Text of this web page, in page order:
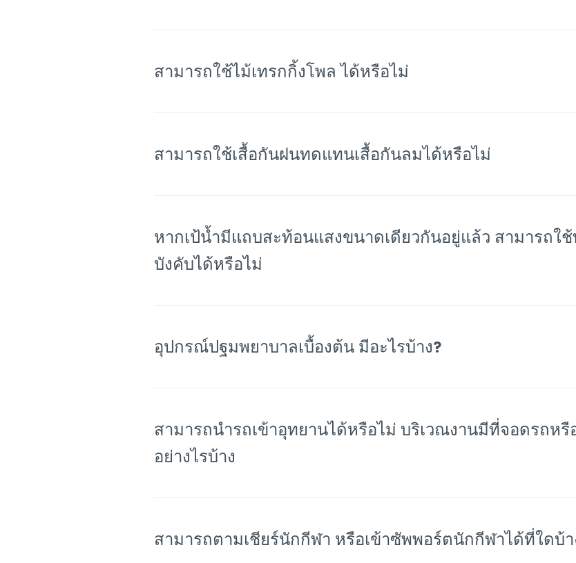
สามารถใช้ไม้เทรกกิ้งโพล ได้หรือไม่
สามารถใช้เสื้อกันฝนทดแทนเสื้อกันลมได้หรือไม่
หากเป้น้ำมีแถบสะท้อนแสงขนาดเดียวกันอยู่แล้ว สามารถ
บังคับได้หรือไม่
อุปกรณ์ปฐมพยาบาลเบื้องต้น มีอะไรบ้าง?
สามารถนำรถเข้าอุทยานได้หรือไม่ บริเวณงานมีที่จอดรถหรือไม่ เดินทางสาธารณะได้
อย่างไรบ้าง
สามารถตามเชียร์นักกีฬา หรือเข้าซัพพอร์ตนักกีฬาได้ที่ใดบ้า